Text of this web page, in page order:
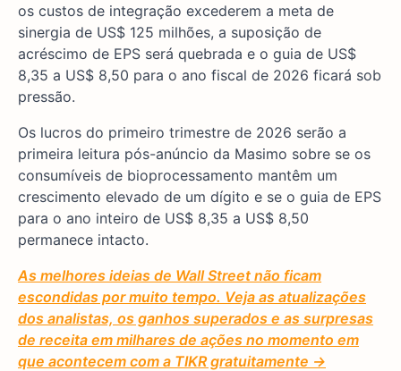
os custos de integração excederem a meta de
sinergia de US$ 125 milhões, a suposição de
acréscimo de EPS será quebrada e o guia de US$
8,35 a US$ 8,50 para o ano fiscal de 2026 ficará sob
pressão.
Os lucros do primeiro trimestre de 2026 serão a
primeira leitura pós-anúncio da Masimo sobre se os
consumíveis de bioprocessamento mantêm um
crescimento elevado de um dígito e se o guia de EPS
para o ano inteiro de US$ 8,35 a US$ 8,50
permanece intacto.
As melhores ideias de Wall Street não ficam
escondidas por muito tempo. Veja as atualizações
dos analistas, os ganhos superados e as surpresas
de receita em milhares de ações no momento em
que acontecem com a TIKR gratuitamente →